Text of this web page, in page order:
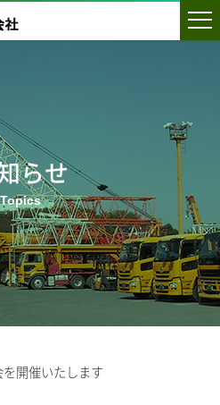
らせ
開催いたします